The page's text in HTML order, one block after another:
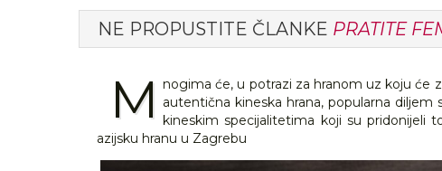
NE PROPUSTITE ČLANKE PRATITE
M nogima će, u potrazi za hranom uz koju će
autentična kineska hrana, popularna
kineskim specijalitetima koji su pridonijeli
azijsku hranu u Zagrebu